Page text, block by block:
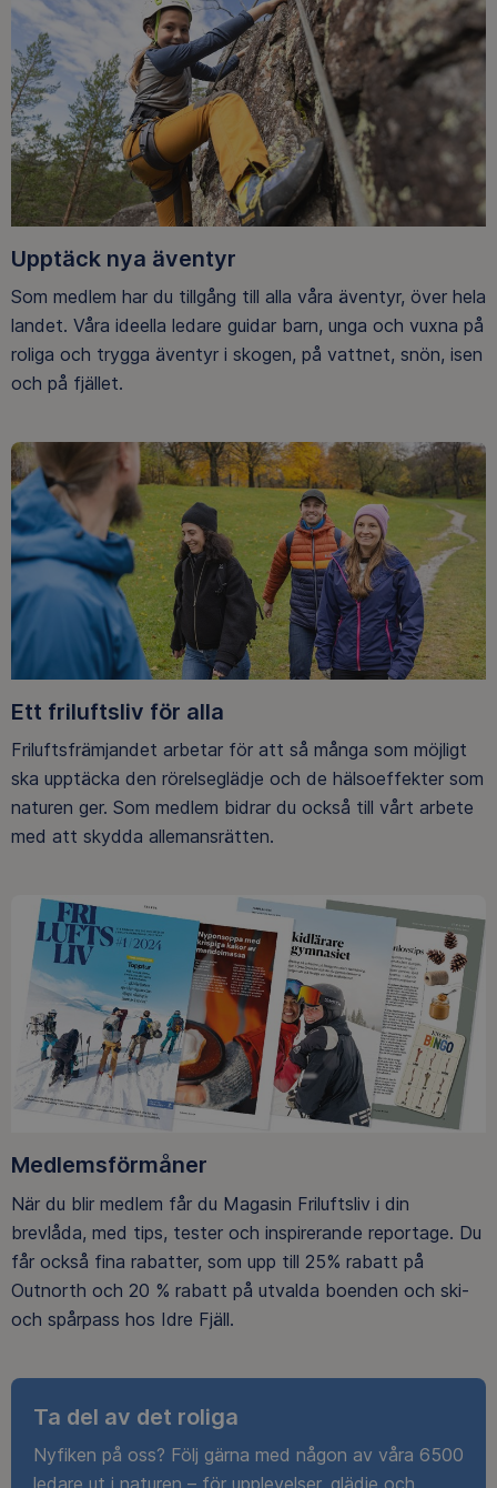
Upptäck nya äventyr
Som medlem har du tillgång till alla våra äventyr, över hela
landet. Våra ideella ledare guidar barn, unga och vuxna på
roliga och trygga äventyr i skogen, på vattnet, snön, isen
och på fjället.
Ett friluftsliv för alla
Friluftsfrämjandet arbetar för att så många som möjligt
ska upptäcka den rörelseglädje och de hälsoeffekter som
naturen ger. Som medlem bidrar du också till vårt arbete
med att skydda allemansrätten.
Medlemsförmåner
När du blir medlem får du Magasin Friluftsliv i din
brevlåda, med tips, tester och inspirerande reportage. Du
får också fina rabatter, som upp till 25% rabatt på
Outnorth och 20 % rabatt på utvalda boenden och ski-
och spårpass hos Idre Fjäll.
Ta del av det roliga
Nyfiken på oss? Följ gärna med någon av våra 6500
ledare ut i naturen – för upplevelser, glädje och